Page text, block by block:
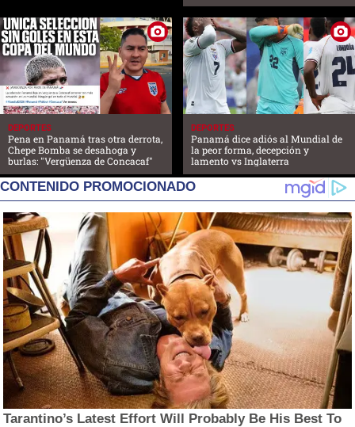
DEPORTES
Pena en Panamá tras otra derrota,
Chepe Bomba se desahoga y
burlas: "Vergüenza de Concacaf"
DEPORTES
Panamá dice adiós al Mundial de
la peor forma, decepción y
lamento vs Inglaterra
CONTENIDO PROMOCIONADO
Tarantino’s Latest Effort Will Probably Be His Best To